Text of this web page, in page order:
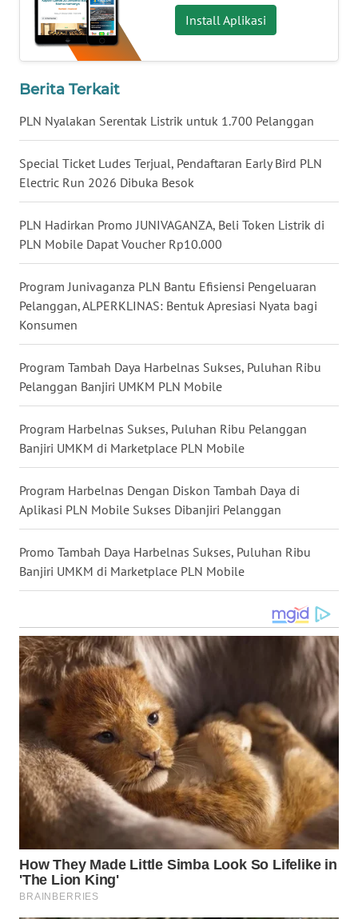
Install Aplikasi
Berita Terkait
PLN Nyalakan Serentak Listrik untuk 1.700 Pelanggan
Special Ticket Ludes Terjual, Pendaftaran Early Bird PLN
Electric Run 2026 Dibuka Besok
PLN Hadirkan Promo JUNIVAGANZA, Beli Token Listrik di
PLN Mobile Dapat Voucher Rp10.000
Program Junivaganza PLN Bantu Efisiensi Pengeluaran
Pelanggan, ALPERKLINAS: Bentuk Apresiasi Nyata bagi
Konsumen
Program Tambah Daya Harbelnas Sukses, Puluhan Ribu
Pelanggan Banjiri UMKM PLN Mobile
Program Harbelnas Sukses, Puluhan Ribu Pelanggan
Banjiri UMKM di Marketplace PLN Mobile
Program Harbelnas Dengan Diskon Tambah Daya di
Aplikasi PLN Mobile Sukses Dibanjiri Pelanggan
Promo Tambah Daya Harbelnas Sukses, Puluhan Ribu
Banjiri UMKM di Marketplace PLN Mobile
WN
KALTARA
KALSEL
WN
WN
SULUT
WN
MALUKU
WN
MALUT
WN
DAIRI
WN
DANAU
TOBA
WN
NIAS
WN
LANGKAT
WN
TAPANULI
SELATAN
WN
LESUNG
WN